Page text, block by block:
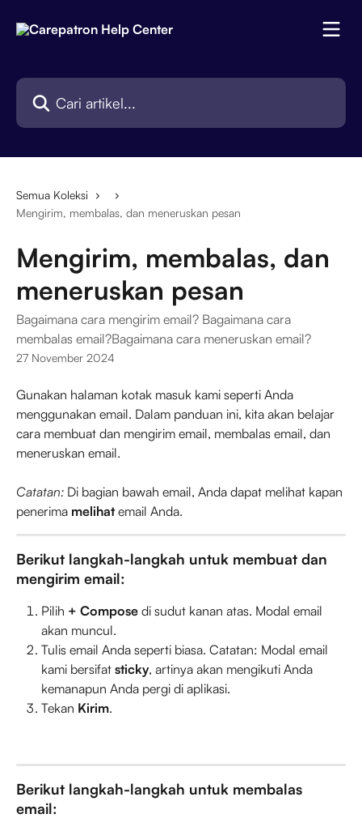
Cari artikel...
Semua Koleksi
Mengirim, membalas, dan meneruskan pesan
Mengirim, membalas, dan
meneruskan pesan
Bagaimana cara mengirim email? Bagaimana cara
membalas email?Bagaimana cara meneruskan email?
27 November 2024
Gunakan halaman kotak masuk kami seperti Anda
menggunakan email. Dalam panduan ini, kita akan belajar
cara membuat dan mengirim email, membalas email, dan
meneruskan email.
Catatan: Di bagian bawah email, Anda dapat melihat kapan
penerima melihat email Anda.
Berikut langkah-langkah untuk membuat dan
mengirim email:
Pilih + Compose di sudut kanan atas. Modal email
akan muncul.
Tulis email Anda seperti biasa. Catatan: Modal email
kami bersifat sticky, artinya akan mengikuti Anda
kemanapun Anda pergi di aplikasi.
Tekan Kirim.
Berikut langkah-langkah untuk membalas
email: